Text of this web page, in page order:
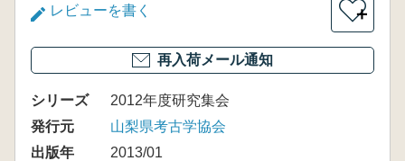
レビューを書く ＋
再入荷メール通知
シリーズ
2012年度研究集会
発行元
山梨県考古学協会
出版年
2013/01